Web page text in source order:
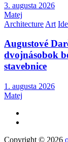
3. augusta 2026
Matej
Architecture Art
Augustové
dvojnásobok
stavebnice
1. augusta 2026
Matej
Copyright © 2026